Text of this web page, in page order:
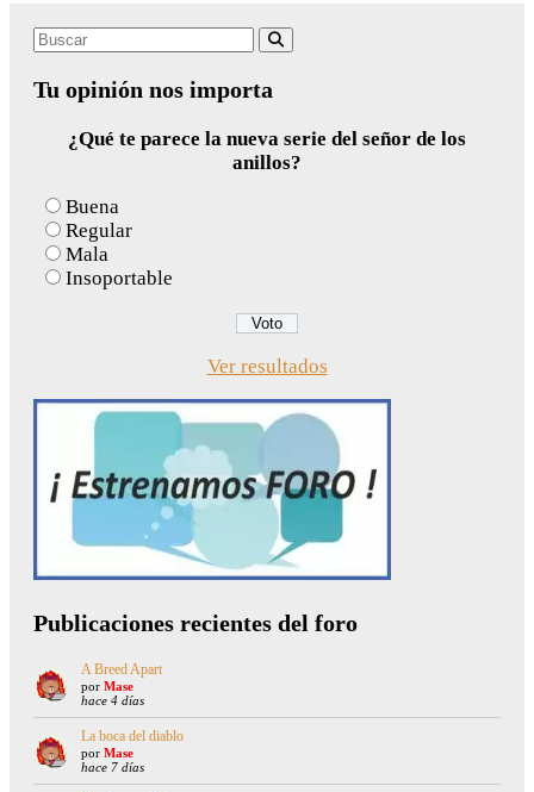
Search
Tu opinión nos importa
¿Qué te parece la nueva serie del señor de los
anillos?
Buena
Regular
Mala
Insoportable
Ver resultados
Publicaciones recientes del foro
A Breed Apart
por Mase
hace 4 días
La boca del diablo
por Mase
hace 7 días